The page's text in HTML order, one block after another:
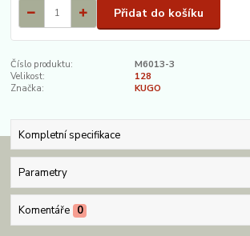
Přidat do košíku
Číslo produktu:
M6013-3
Velikost:
128
Značka:
KUGO
Kompletní specifikace
Parametry
Komentáře 0